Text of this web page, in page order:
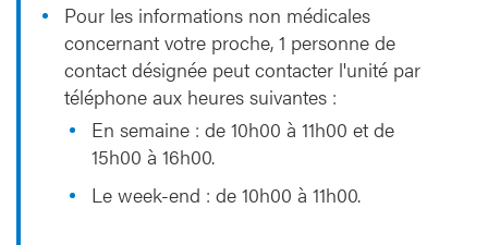
Pour les informations non médicales
concernant votre proche, 1 personne de
contact désignée peut contacter l'unité par
téléphone aux heures suivantes :
En semaine : de 10h00 à 11h00 et de
15h00 à 16h00.
Le week-end : de 10h00 à 11h00.